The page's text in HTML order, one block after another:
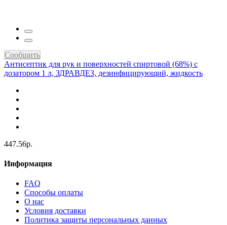
Сообщить
Антисептик для рук и поверхностей спиртовой (68%) с
дозатором 1 л, ЗДРАВДЕЗ, дезинфицирующий, жидкость
447.56р.
Информация
FAQ
Способы оплаты
О нас
Условия доставки
Политика защиты персональных данных